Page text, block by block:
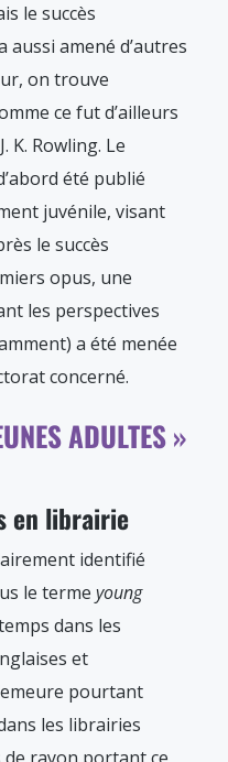
le succès
aussi amené d’autres
on trouve
ce fut d’ailleurs
K. Rowling. Le
été publié
juvénile, visant
le succès
opus, une
les perspectives
a été menée
concerné.
ADULTES »
en librairie
identifié
le terme young
dans les
et
pourtant
les librairies